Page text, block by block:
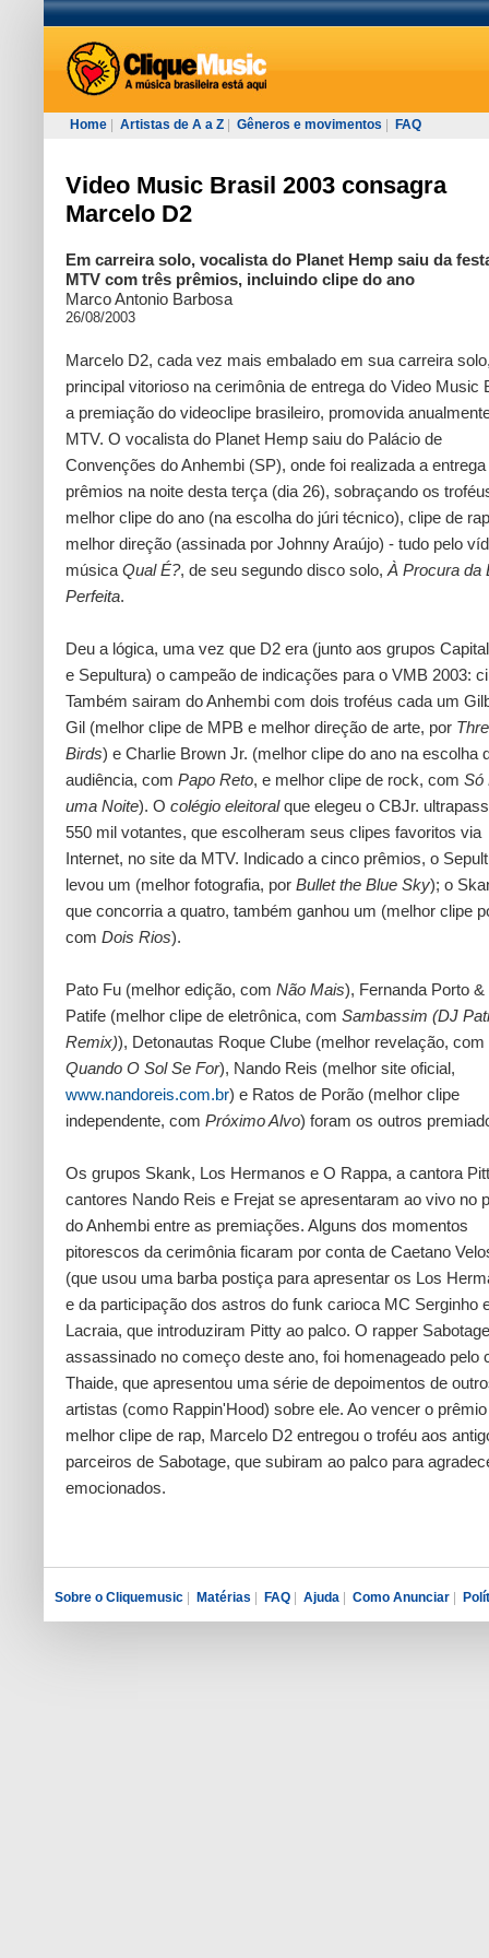
Home Artistas de A a Z Gêneros e movimentos FAQ
Video Music Brasil 2003 consagra
Marcelo D2
Em carreira solo, vocalista do Planet Hemp saiu da
MTV com três prêmios, incluindo clipe do ano
Marco Antonio Barbosa
26/08/2003
Marcelo D2, cada vez mais embalado em sua carreira
principal vitorioso na cerimônia de entrega do Video Music
a premiação do videoclipe brasileiro, promovida
MTV. O vocalista do Planet Hemp saiu do Palácio de
Convenções do Anhembi (SP), onde foi realizada a
prêmios na noite desta terça (dia 26), sobraçando os
melhor clipe do ano (na escolha do júri técnico), clipe de
melhor direção (assinada por Johnny Araújo) - tudo pelo
música Qual É?, de seu segundo disco solo, À Procura da
Perfeita.
Deu a lógica, uma vez que D2 era (junto aos grupos
e Sepultura) o campeão de indicações para o VMB 2003:
Também sairam do Anhembi com dois troféus cada um
Gil (melhor clipe de MPB e melhor direção de arte, por
Birds) e Charlie Brown Jr. (melhor clipe do ano na escolha
audiência, com Papo Reto, e melhor clipe de rock, com Só
uma Noite). O colégio eleitoralque elegeu o CBJr.
550 mil votantes, que escolheram seus clipes favoritos via
Internet, no site da MTV. Indicado a cinco prêmios, o
levou um (melhor fotografia, por Bullet the Blue Sky); o
que concorria a quatro, também ganhou um (melhor clipe
com Dois Rios).
Pato Fu (melhor edição, com Não Mais), Fernanda Porto &
Patife (melhor clipe de eletrônica, com Sambassim (DJ
Remix)), Detonautas Roque Clube (melhor revelação, com
Quando O Sol Se For), Nando Reis (melhor site oficial,
www.nandoreis.com.br) e Ratos de Porão (melhor clipe
independente, com Próximo Alvo) foram os outros
Os grupos Skank, Los Hermanos e O Rappa, a cantora
cantores Nando Reis e Frejat se apresentaram ao vivo no
do Anhembi entre as premiações. Alguns dos momentos
pitorescos da cerimônia ficaram por conta de Caetano
(que usou uma barba postiça para apresentar os Los
e da participação dos astros do funk carioca MC Serginho
Lacraia, que introduziram Pitty ao palco. O rapper
assassinado no começo deste ano, foi homenageado pelo
Thaide, que apresentou uma série de depoimentos de
artistas (como Rappin'Hood) sobre ele. Ao vencer o
melhor clipe de rap, Marcelo D2 entregou o troféu aos
parceiros de Sabotage, que subiram ao palco para
emocionados.
Sobre o Cliquemusic Matérias FAQ Ajuda Como Anunciar